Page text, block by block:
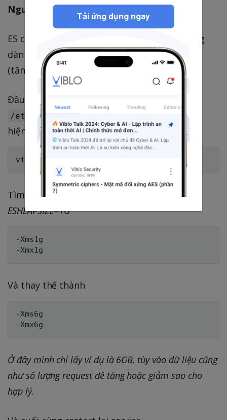
Nguyên nhân:
ES cần nhiều RAM hơn cái lượng mà bạn đang
dành cho nó. Bạn cần tăng RAM thêm cho ES
(tăng ES_HEAP_SIZE)
Đầu tiên bạn tìm đến file
/etc/elasticsearch/jvm.options
và thực
hiện edit:
Tìm 2 thuộc tính sau.
ESHEAPSIZE=1G
-Xms1g
Và thay thế thành
-Xms6g
Ở đây mình chỉ lấy ví dụ là 6GB, tùy vào dữ liệu cũng
như số lượng request đê tăng hoặc giảm sao cho
hợp lý.
Tải ứng dụng ngay